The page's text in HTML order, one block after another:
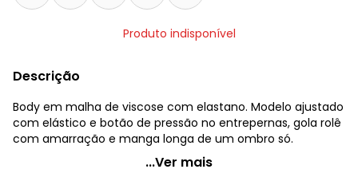
Produto indisponível
Descrição
Body em malha de viscose com elastano. Modelo ajustado
com elástico e botão de pressão no entrepernas, gola rolê
com amarração e manga longa de um ombro só.
Quintess - Body Azul Royal de um Ombro Só
...Ver mais